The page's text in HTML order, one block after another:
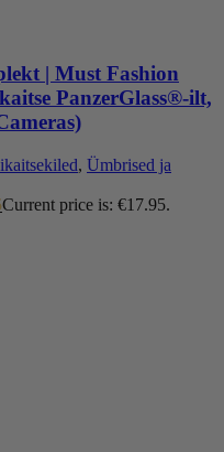
| Must Fashion
PanzerGlass®️-ilt,
, Ümbrised ja
Current price is: €17.95.